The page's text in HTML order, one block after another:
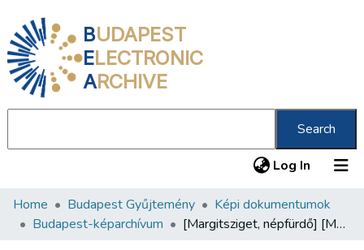
BUDAPEST
ELECTRONIC
ARCHIVE
Search
Log In (current)
Communities & Collections
Home Budapest Gyűjtemény
Képi dokumentumok
Budapest-képarchívum
[Margitsziget, népfürdő] [Margaret Island, folk baths]